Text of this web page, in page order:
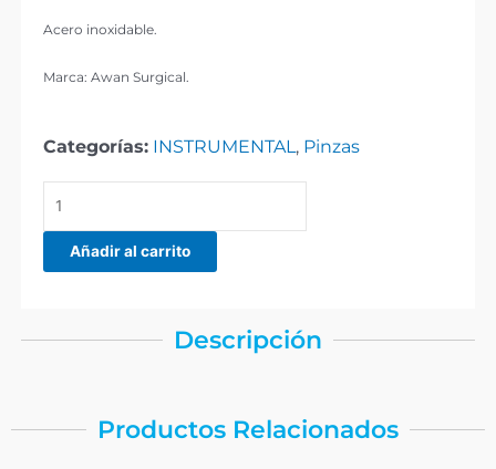
Acero inoxidable.
Marca: Awan Surgical.
Categorías: INSTRUMENTAL, Pinzas
ADSON
Añadir al carrito
Descripción
Productos Relacionados